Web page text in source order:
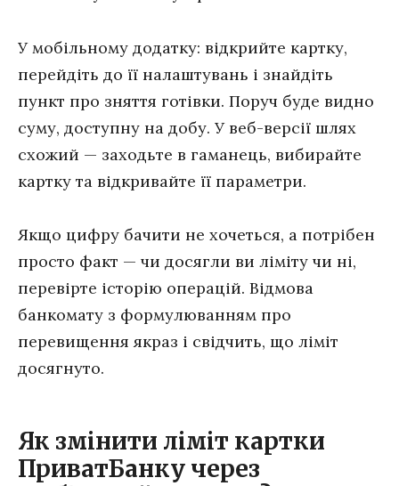
У мобільному додатку: відкрийте картку,
перейдіть до її налаштувань і знайдіть
пункт про зняття готівки. Поруч буде видно
суму, доступну на добу. У веб-версії шлях
схожий — заходьте в гаманець, вибирайте
картку та відкривайте її параметри.
Якщо цифру бачити не хочеться, а потрібен
просто факт — чи досягли ви ліміту чи ні,
перевірте історію операцій. Відмова
банкомату з формулюванням про
перевищення якраз і свідчить, що ліміт
досягнуто.
Як змінити ліміт картки
ПриватБанку через